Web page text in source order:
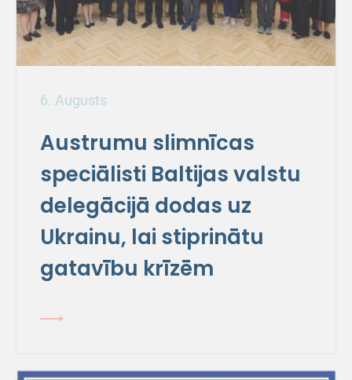
6. Augusts
Austrumu slimnīcas
speciālisti Baltijas valstu
delegācijā dodas uz
Ukrainu, lai stiprinātu
gatavību krīzēm